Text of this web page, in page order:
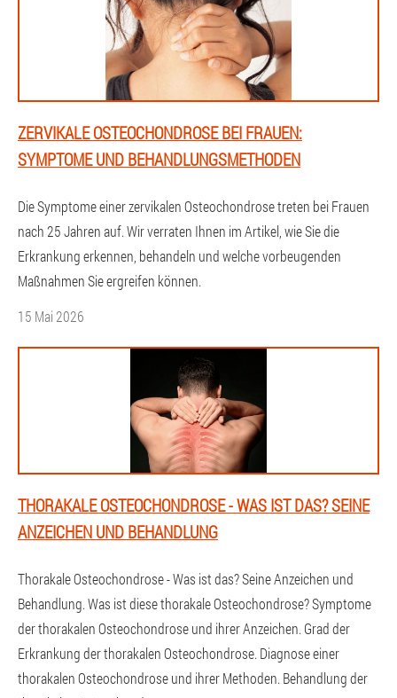
ZERVIKALE OSTEOCHONDROSE BEI FRAUEN:
SYMPTOME UND BEHANDLUNGSMETHODEN
Die Symptome einer zervikalen Osteochondrose treten bei Frauen
nach 25 Jahren auf. Wir verraten Ihnen im Artikel, wie Sie die
Erkrankung erkennen, behandeln und welche vorbeugenden
Maßnahmen Sie ergreifen können.
15 Mai 2026
THORAKALE OSTEOCHONDROSE - WAS IST DAS? SEINE
ANZEICHEN UND BEHANDLUNG
Thorakale Osteochondrose - Was ist das? Seine Anzeichen und
Behandlung. Was ist diese thorakale Osteochondrose? Symptome
der thorakalen Osteochondrose und ihrer Anzeichen. Grad der
Erkrankung der thorakalen Osteochondrose. Diagnose einer
thorakalen Osteochondrose und ihrer Methoden. Behandlung der